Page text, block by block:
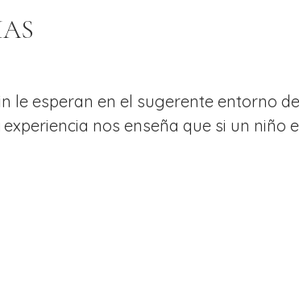
le esperan en el sugerente entorno
nos enseña que si un niño